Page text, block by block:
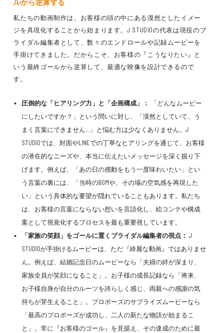
ルから逆算する
私たちの動画制作は、お客様の頭の中にある漠然としたイメー
ジを具現化することから始まります。J STUDIOの代表は現役のブ
ライダル編集者として、数々のエンドロールや記録ムービーを
手掛けてきました。だからこそ、お客様の『こうなりたい』と
いう最終ゴールから逆算して、最適な映像を設計できるので
す。
圧倒的な「ヒアリング力」と「企画構成」：
「どんなムービー
にしたいですか？」という問いに対し、「漠然としていて、う
まく言葉にできません…」と悩む方は少なくありません。J
STUDIOでは、対面やLINEでの丁寧なヒアリングを通じて、お客様
の潜在的なニーズや、本当に伝えたいメッセージを深く掘り下
げます。例えば、「あの日の感動をもう一度味わいたい」とい
う言葉の裏には、「当時のBGMや、その場の空気感を再現した
い」という具体的な要望が隠れていることもあります。私たち
は、お客様の言葉にならない想いを言語化し、絵コンテや構成
案として視覚化するプロセスを最も重要視しています。
「家族の笑顔」をゴールに置くブライダル編集者の視点： J
STUDIOが手掛けるムービーは、ただ『綺麗な動画』ではありませ
ん。例えば、結婚記念日のムービーなら「夫婦の絆が深まり、
家族全員が笑顔になること」。お子様の成長記録なら「将来、
お子様自身が自分のルーツを誇らしく感じ、両親への感謝の気
持ちが芽生えること」。プロポーズのサプライズムービーなら
「最高のプロポーズが成功し、二人の新たな物語が始まるこ
と」。常に『お客様のゴール』を見据え、その達成のために最